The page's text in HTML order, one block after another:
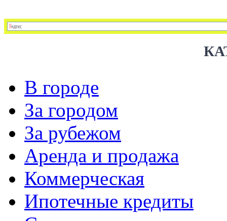
В городе
За городом
За рубежом
Аренда и продажа
Коммерческая
Ипотечные кредиты